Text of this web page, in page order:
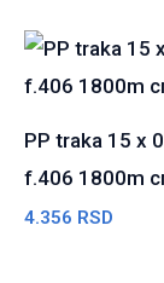
PP traka 15 x
f.406 1800m
4.356 RSD